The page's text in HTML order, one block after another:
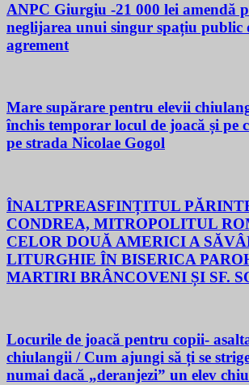
ANPC Giurgiu -21 000 lei amendă
neglijarea unui singur spațiu public
agrement
Mare supărare pentru elevii
închis temporar locul de joacă și pe
pe strada Nicolae Gogol
ÎNALTPREASFINȚITUL
CONDREA, MITROPOLITUL
CELOR DOUĂ AMERICI A
LITURGHIE ÎN BISERICA
MARTIRI BRÂNCOVENI ȘI SF.
Locurile de joacă pentru copii-
chiulangii / Cum ajungi să ți se
numai dacă „deranjezi” un elev